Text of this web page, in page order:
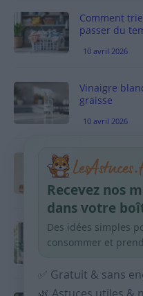
Comment
passer du
10 avril 2026
Vinaigre
graisse
10 avril 2026
Taches
habitudes qui
9 avril 2026
Produits
courses sans
Recevez nos
dans votre
Des idées simples
consommer et
✅ Gratuit & sans